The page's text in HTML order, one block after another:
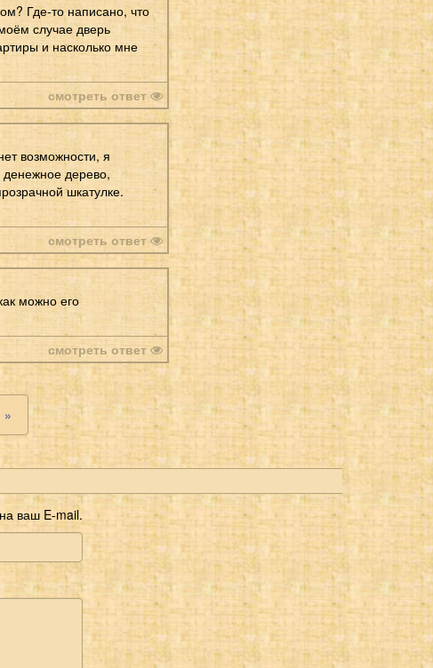
Где-то написано, что
случае дверь
и насколько мне
смотреть ответ
возможности, я
денежное дерево,
шкатулке.
смотреть ответ
можно его
смотреть ответ
»
ваш E-mail.